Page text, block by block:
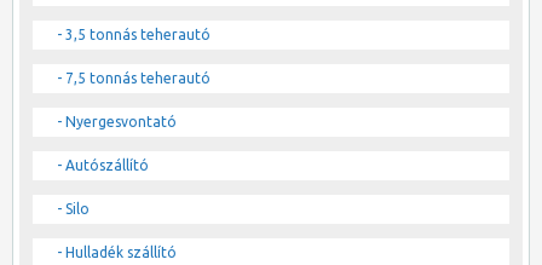
- 3,5 tonnás teherautó
- 7,5 tonnás teherautó
- Nyergesvontató
- Autószállító
- Silo
- Hulladék szállító